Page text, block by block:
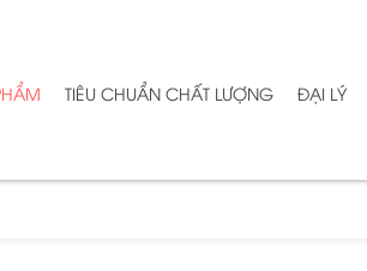
TIÊU CHUẨN CHẤT LƯỢNG ĐẠI LÝ